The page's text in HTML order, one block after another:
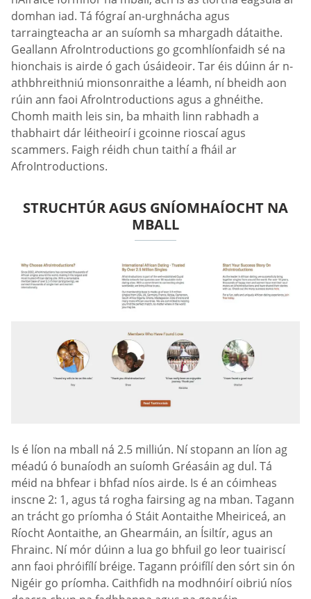
domhan iad. Tá fógraí an-urghnácha agus
tarraingteacha ar an suíomh sa mhargadh dátaithe.
Geallann AfroIntroductions go gcomhlíonfaidh sé na
hionchais is airde ó gach úsáideoir. Tar éis dúinn ár n-
athbhreithniú mionsonraithe a léamh, ní bheidh aon
rúin ann faoi AfroIntroductions agus a ghnéithe.
Chomh maith leis sin, ba mhaith linn rabhadh a
thabhairt dár léitheoirí i gcoinne rioscaí agus
scammers. Faigh réidh chun taithí a fháil ar
AfroIntroductions.
STRUCHTÚR AGUS GNÍOMHAÍOCHT NA
MBALL
Is é líon na mball ná 2.5 milliún. Ní stopann an líon ag
méadú ó bunaíodh an suíomh Gréasáin ag dul. Tá
méid na bhfear i bhfad níos airde. Is é an cóimheas
inscne 2: 1, agus tá rogha fairsing ag na mban. Tagann
an trácht go príomha ó Stáit Aontaithe Mheiriceá, an
Ríocht Aontaithe, an Ghearmáin, an Ísiltír, agus an
Fhrainc. Ní mór dúinn a lua go bhfuil go leor tuairiscí
ann faoi phróifílí bréige. Tagann próifílí den sórt sin ón
Nigéir go príomha. Caithfidh na modhnóirí oibriú níos